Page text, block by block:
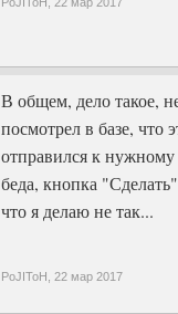
В общем, дело такое,
посмотрел в базе, что
отправился к
беда, кнопка
что я делаю не так...
PoJIToH, 22 мар 2017